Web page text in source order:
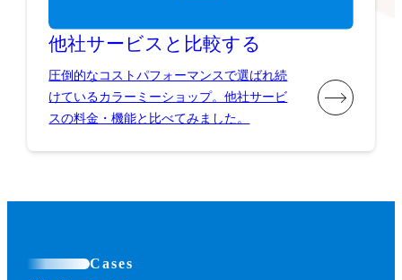
他社サービスと比較する
圧倒的なコストパフォーマンスで選ばれ続
けているカラーミーショップ。他社サービ
スの料金・機能と比べてみました。
Cases